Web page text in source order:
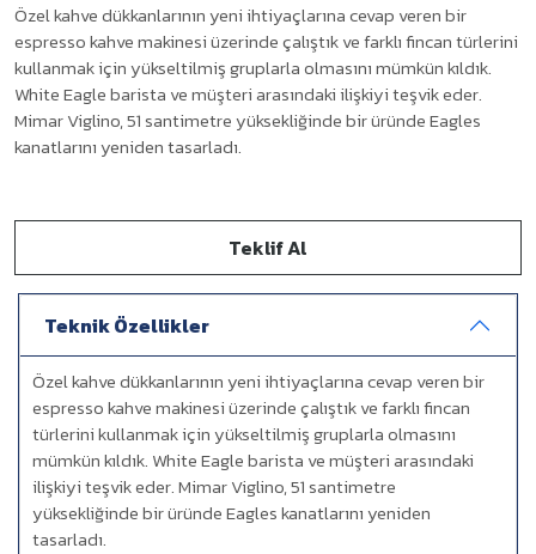
Özel kahve dükkanlarının yeni ihtiyaçlarına cevap veren bir
espresso kahve makinesi üzerinde çalıştık ve farklı fincan türlerini
kullanmak için yükseltilmiş gruplarla olmasını mümkün kıldık.
White Eagle barista ve müşteri arasındaki ilişkiyi teşvik eder.
Mimar Viglino, 51 santimetre yüksekliğinde bir üründe Eagles
kanatlarını yeniden tasarladı.
Teklif Al
Teknik Özellikler
Özel kahve dükkanlarının yeni ihtiyaçlarına cevap veren bir
espresso kahve makinesi üzerinde çalıştık ve farklı fincan
türlerini kullanmak için yükseltilmiş gruplarla olmasını
mümkün kıldık. White Eagle barista ve müşteri arasındaki
ilişkiyi teşvik eder. Mimar Viglino, 51 santimetre
yüksekliğinde bir üründe Eagles kanatlarını yeniden
tasarladı.